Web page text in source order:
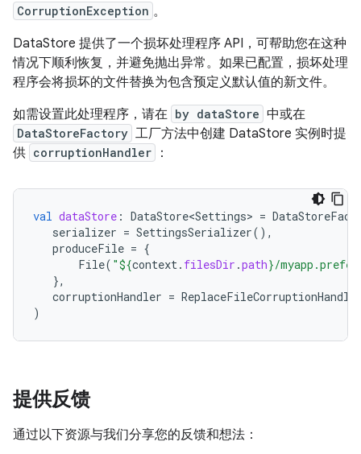
CorruptionException 。
DataStore 提供了一个损坏处理程序 API，可帮助您在这种
情况下顺利恢复，并避免抛出异常。如果已配置，损坏处理
程序会将损坏的文件替换为包含预定义默认值的新文件。
如需设置此处理程序，请在 by dataStore 中或在
DataStoreFactory 工厂方法中创建 DataStore 实例时提
供 corruptionHandler ：
val dataStore : DataStore<Settings> =
serializer = SettingsSerializer(),
produceFile = {
File( "${context. filesDir .path}/
},
corruptionHandler =
)
提供反馈
通过以下资源与我们分享您的反馈和想法：